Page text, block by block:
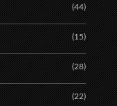
(44)
(15)
(28)
(22)